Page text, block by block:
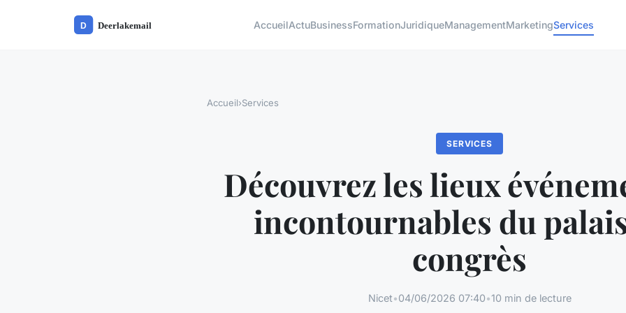
AccueilActuBusinessFormationJuridiqueManagementMarketingServices
Accueil›Services
SERVICES
Découvrez les lieux
incontournables du
congrès
Nicet•04/06/2026 07:40•10 min de lecture